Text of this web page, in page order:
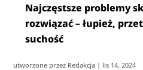
Najczęstsze problemy
rozwiązać – łupież,
suchość
utworzone przez Redakcja | lis 14, 2024